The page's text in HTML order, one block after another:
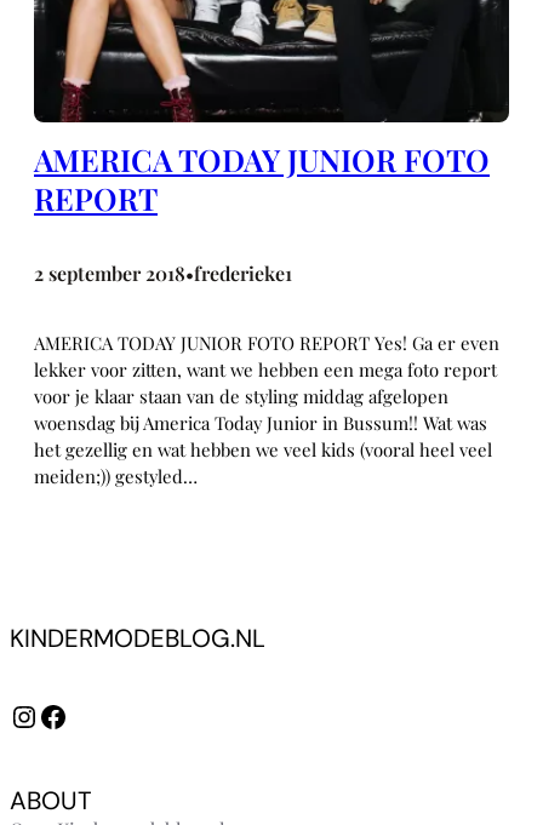
AMERICA TODAY JUNIOR FOTO
REPORT
2 september 2018•frederieke1
AMERICA TODAY JUNIOR FOTO REPORT Yes! Ga er even
lekker voor zitten, want we hebben een mega foto report
voor je klaar staan van de styling middag afgelopen
woensdag bij America Today Junior in Bussum!! Wat was
het gezellig en wat hebben we veel kids (vooral heel veel
meiden;)) gestyled…
KINDERMODEBLOG.NL
InstagramFacebook
ABOUT